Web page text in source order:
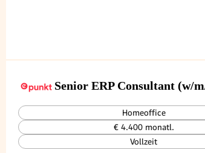
Senior ERP Consultant (w/
Homeoffice
€ 4.400 monatl.
Vollzeit